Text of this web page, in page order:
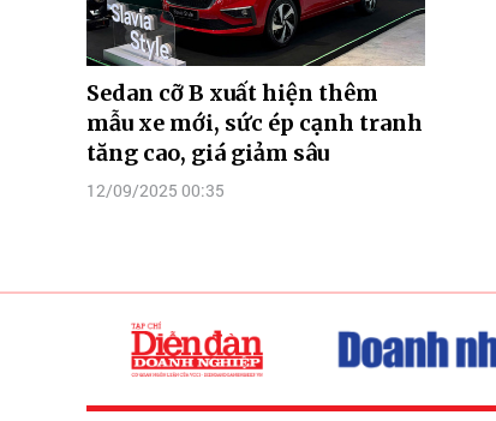
Sedan cỡ B xuất hiện thêm
mẫu xe mới, sức ép cạnh tranh
tăng cao, giá giảm sâu
12/09/2025 00:35